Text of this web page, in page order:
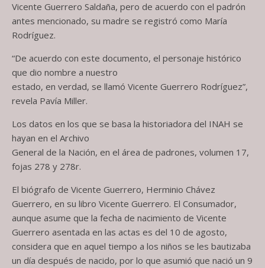
Vicente Guerrero Saldaña, pero de acuerdo con el padrón
antes mencionado, su madre se registró como María
Rodríguez.
“De acuerdo con este documento, el personaje histórico
que dio nombre a nuestro
estado, en verdad, se llamó Vicente Guerrero Rodríguez”,
revela Pavía Miller.
Los datos en los que se basa la historiadora del INAH se
hayan en el Archivo
General de la Nación, en el área de padrones, volumen 17,
fojas 278 y 278r.
El biógrafo de Vicente Guerrero, Herminio Chávez
Guerrero, en su libro Vicente Guerrero. El Consumador,
aunque asume que la fecha de nacimiento de Vicente
Guerrero asentada en las actas es del 10 de agosto,
considera que en aquel tiempo a los niños se les bautizaba
un día después de nacido, por lo que asumió que nació un 9